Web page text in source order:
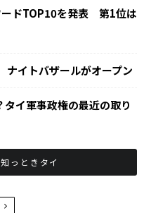
ドTOP10を発表 第1位は
ナイトバザールがオープン
イ軍事政権の最近の取り
っときタイ